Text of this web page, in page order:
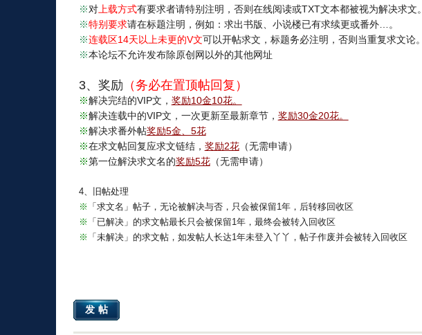
※对上载方式有要求者请特别注明，否则在线阅读或TXT文本都被视为解决求文。
※特别要求请在标题注明，例如：求出书版、小说楼已有求续更或番外…。
※连载区14天以上未更的V文可以开帖求文，标题务必注明，否则当重复求文论。
※本论坛不允许发布除原创网以外的其他网址
3、奖励 （务必在置顶帖回复）
※解决完结的VIP文， 奖励10金10花。
※解决连载中的VIP文，一次更新至最新章节， 奖励30金20花。
※解决求番外帖奖励5金、5花
※在求文帖回复应求文链结， 奖励2花（无需申请）
※第一位解決求文名的奖励5花（无需申请）
4、旧帖处理
※ 「求文名」帖子，无论被解决与否，只会被保留1年，后转移回收区
※ 「已解决」的求文帖最长只会被保留1年，最终会被转入回收区
※ 「未解决」的求文帖，如发帖人长达1年未登入丫丫，帖子作废并会被转入回收区
发帖